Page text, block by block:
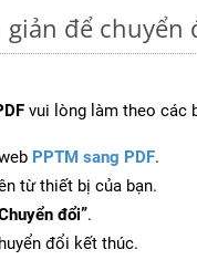
để chuyển
vui lòng làm theo các
PPTM sang PDF.
từ thiết bị của bạn.
đổi”.
đổi kết thúc.